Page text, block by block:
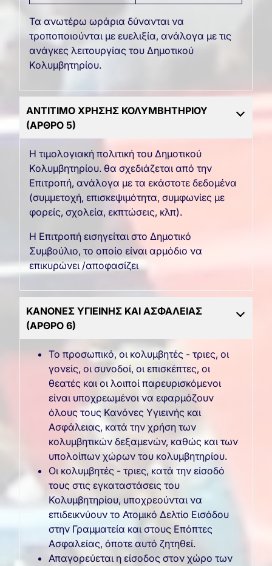
Τα ανωτέρω ωράρια δύνανται να
τροποποιούνται με ευελιξία, ανάλογα με τις
ανάγκες λειτουργίας του Δημοτικού
Κολυμβητηρίου.
ΑΝΤΙΤΙΜΟ ΧΡΗΣΗΣ ΚΟΛΥΜΒΗΤΗΡΙΟΥ
(ΑΡΘΡΟ 5)
Η τιμολογιακή πολιτική του Δημοτικού
Κολυμβητηρίου. θα σχεδιάζεται από την
Επιτροπή, ανάλογα με τα εκάστοτε δεδομένα
(συμμετοχή, επισκεψιμότητα, συμφωνίες με
φορείς, σχολεία, εκπτώσεις, κλπ).
Η Επιτροπή εισηγείται στο Δημοτικό
Συμβούλιο, το οποίο είναι αρμόδιο να
επικυρώνει /αποφασίζει
ΚΑΝΟΝΕΣ ΥΓΙΕΙΝΗΣ ΚΑΙ ΑΣΦΑΛΕΙΑΣ
(ΑΡΘΡΟ 6)
Το προσωπικό, οι κολυμβητές - τριες, οι
γονείς, οι συνοδοί, οι επισκέπτες, οι
θεατές και οι λοιποί παρευρισκόμενοι
είναι υποχρεωμένοι να εφαρμόζουν
όλους τους Κανόνες Υγιεινής και
Ασφάλειας, κατά την χρήση των
κολυμβητικών δεξαμενών, καθώς και των
υπολοίπων χώρων του κολυμβητηρίου.
Οι κολυμβητές - τριες, κατά την είσοδό
τους στις εγκαταστάσεις του
Κολυμβητηρίου, υποχρεούνται να
επιδεικνύουν το Ατομικό Δελτίο Εισόδου
στην Γραμματεία και στους Επόπτες
Ασφαλείας, όποτε αυτό ζητηθεί.
Απαγορεύεται η είσοδος στον χώρο των